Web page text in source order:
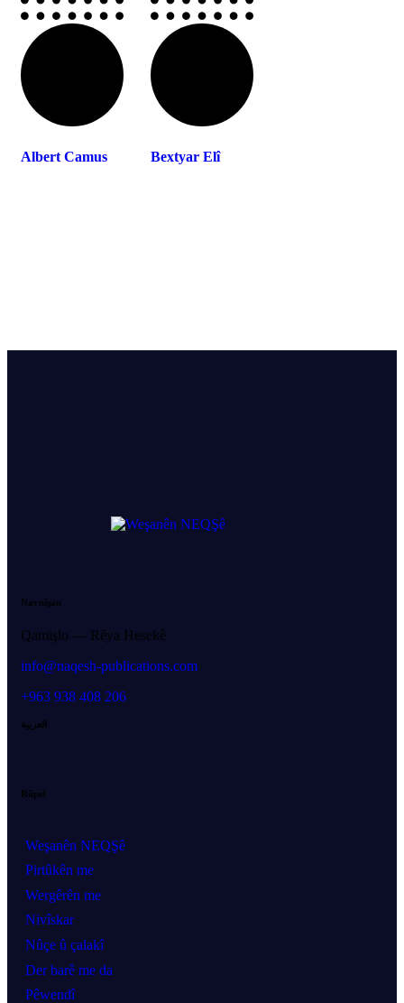
Albert Camus Bextyar Elî
Navnîşan
Qamişlo — Rêya Hesekê
info@naqesh-publications.com
+963 938 408 206
العربية
Rûpel
Weşanên NEQŞê
Pirtûkên me
Wergêrên me
Nivîskar
Nûçe û çalakî
Der barê me da
Pêwendî